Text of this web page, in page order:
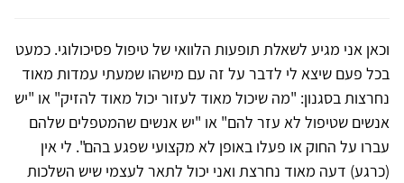
וכאן אני מגיע לשאלת תופעות הלוואי של טיפול פסיכולוגי. כמעט
בכל פעם שיצא לי לדבר על זה עם מישהו שמעתי עמדות מאוד
נחרצות בסגנון: "מה שיכול מאוד לעזור יכול מאוד להזיק" או "יש
אנשים שטיפול לא עזר להם" או "יש אנשים שהמטפלים שלהם
עברו על החוק או פעלו באופן לא מקצועי שפגע בהם". לי אין
(כרגע) דעה מאוד נחרצת ואני יכול לתאר לעצמי שיש השלכות